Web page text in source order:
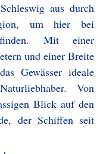
aus durch
um hier bei
Mit einer
und einer Breite
Gewässer ideale
Von
Blick auf den
der Schiffen seit